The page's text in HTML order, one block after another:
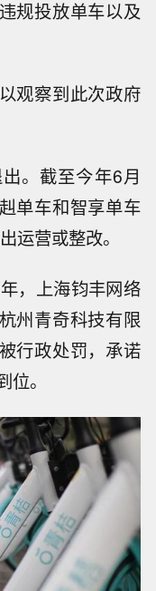
规投放单车以及
观察到此次政府
。截至今年6月
单车和智享单车
运营或整改。
，上海钧丰网络
州青奇科技有限
行政处罚，承诺
。